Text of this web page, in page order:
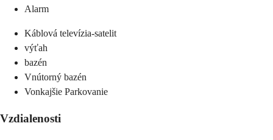
Alarm
Káblová televízia-satelit
výťah
bazén
Vnútorný bazén
Vonkajšie Parkovanie
Vzdialenosti